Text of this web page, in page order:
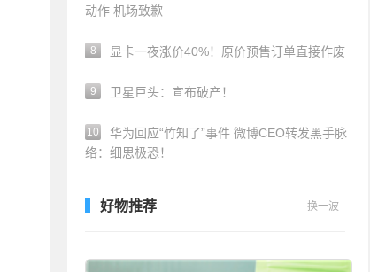
动作 机场致歉
8 显卡一夜涨价40%！原价预售订单直接作废
9 卫星巨头：宣布破产！
10
华为回应“竹知了”事件 微博CEO转发黑手脉
络：细思极恐！
好物推荐 换一波